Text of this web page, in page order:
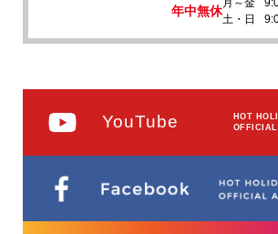
各航空会社の機材故障、
携帯電話の番号をご記入
すので、必ずご出発前に
トにてご自身で最新情報
い。
年中無休
月～金
土・日
YouTube
HOT